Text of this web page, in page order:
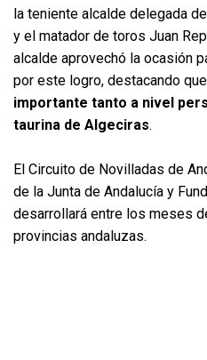
la teniente alcalde delegada
y el matador de toros Juan
alcalde aprovechó la ocasión
por este logro, destacando que
importante tanto a nivel
taurina de Algeciras.
El Circuito de Novilladas de
de la Junta de Andalucía y
desarrollará entre los meses
provincias andaluzas.